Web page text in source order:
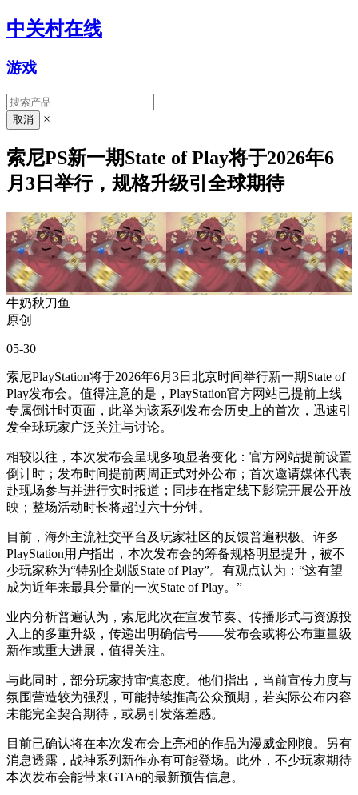
中关村在线
游戏
×
索尼PS新一期State of Play将于2026年6
月3日举行，规格升级引全球期待
牛奶秋刀鱼
原创
05-30
索尼PlayStation将于2026年6月3日北京时间举行新一期State of
Play发布会。值得注意的是，PlayStation官方网站已提前上线
专属倒计时页面，此举为该系列发布会历史上的首次，迅速引
发全球玩家广泛关注与讨论。
相较以往，本次发布会呈现多项显著变化：官方网站提前设置
倒计时；发布时间提前两周正式对外公布；首次邀请媒体代表
赴现场参与并进行实时报道；同步在指定线下影院开展公开放
映；整场活动时长将超过六十分钟。
目前，海外主流社交平台及玩家社区的反馈普遍积极。许多
PlayStation用户指出，本次发布会的筹备规格明显提升，被不
少玩家称为“特别企划版State of Play”。有观点认为：“这有望
成为近年来最具分量的一次State of Play。”
业内分析普遍认为，索尼此次在宣发节奏、传播形式与资源投
入上的多重升级，传递出明确信号——发布会或将公布重量级
新作或重大进展，值得关注。
与此同时，部分玩家持审慎态度。他们指出，当前宣传力度与
氛围营造较为强烈，可能持续推高公众预期，若实际公布内容
未能完全契合期待，或易引发落差感。
目前已确认将在本次发布会上亮相的作品为漫威金刚狼。另有
消息透露，战神系列新作亦有可能登场。此外，不少玩家期待
本次发布会能带来GTA6的最新预告信息。